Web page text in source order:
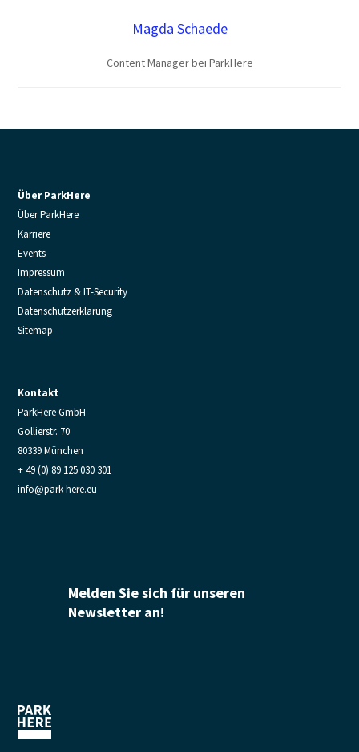
Magda Schaede
Content Manager bei ParkHere
Über ParkHere
Über ParkHere
Karriere
Events
Impressum
Datenschutz & IT-Security
Datenschutzerklärung
Sitemap
Kontakt
ParkHere GmbH
Gollierstr. 70
80339 München
+ 49 (0) 89 125 030 301
info@park-here.eu
Melden Sie sich für unseren
Newsletter an!